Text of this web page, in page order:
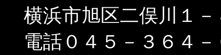
横浜市旭区二俣川１
電話０４５－３６４